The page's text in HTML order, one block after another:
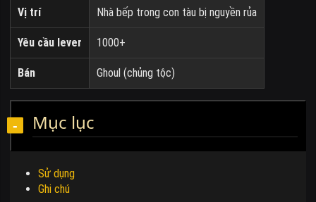
Vị trí Nhà bếp trong con tàu bị nguyền rủa
Yêu cầu lever 1000+
Bán Ghoul (chủng tộc)
Mục lục
Sử dụng
Ghi chú